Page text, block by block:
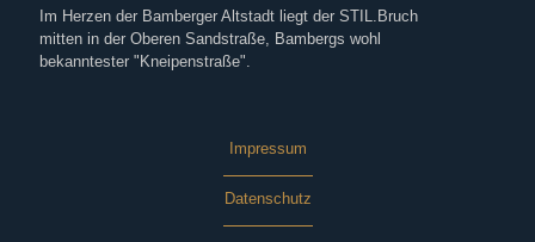
Im Herzen der Bamberger Altstadt liegt der STIL.Bruch
mitten in der Oberen Sandstraße, Bambergs wohl
bekanntester "Kneipenstraße".
Impressum
Datenschutz